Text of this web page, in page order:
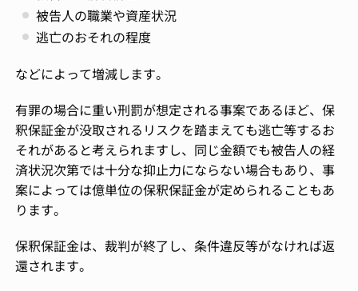
被告人の職業や資産状況
逃亡のおそれの程度
などによって増減します。
有罪の場合に重い刑罰が想定される事案であるほど、保
釈保証金が没取されるリスクを踏まえても逃亡等するお
それがあると考えられますし、同じ金額でも被告人の経
済状況次第では十分な抑止力にならない場合もあり、事
案によっては億単位の保釈保証金が定められることもあ
ります。
保釈保証金は、裁判が終了し、条件違反等がなければ返
還されます。